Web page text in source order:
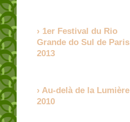
1er Festival du Rio
Grande do Sul de Paris
2013
Au-delà de la Lumière
2010